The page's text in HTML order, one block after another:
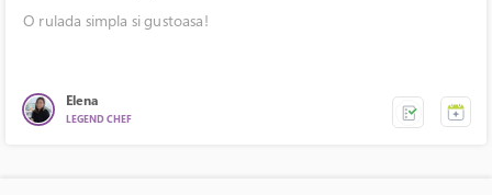
O rulada simpla si gustoasa!
Elena
LEGEND CHEF